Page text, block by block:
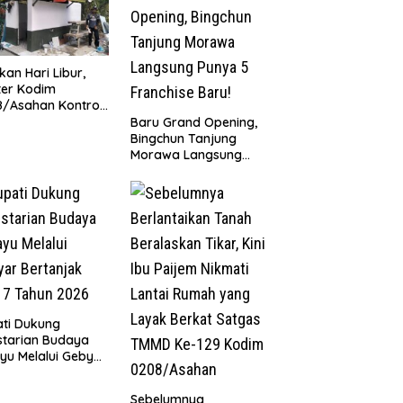
Hari Libur,
Kodim
Asahan Kontrol
‎Baru Grand Opening,
Bingchun Tanjung
Morawa Langsung
Baru!
Dukung
Budaya
Melalui Gebyar
Sebelumnya